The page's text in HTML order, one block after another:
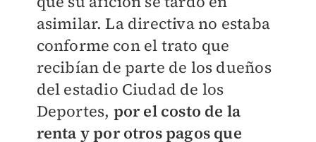
asimilar. La directiva no estaba
conforme con el trato que
recibían de parte de los dueños
del estadio Ciudad de los
Deportes, por el costo de la
renta y por otros pagos que